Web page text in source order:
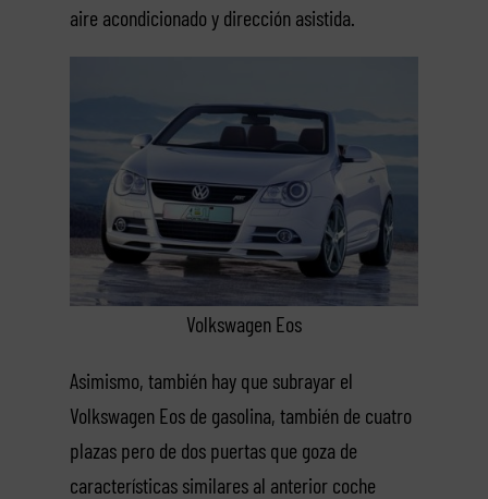
aire acondicionado y dirección asistida.
Volkswagen Eos
Asimismo, también hay que subrayar el
Volkswagen Eos de gasolina, también de cuatro
plazas pero de dos puertas que goza de
características similares al anterior coche